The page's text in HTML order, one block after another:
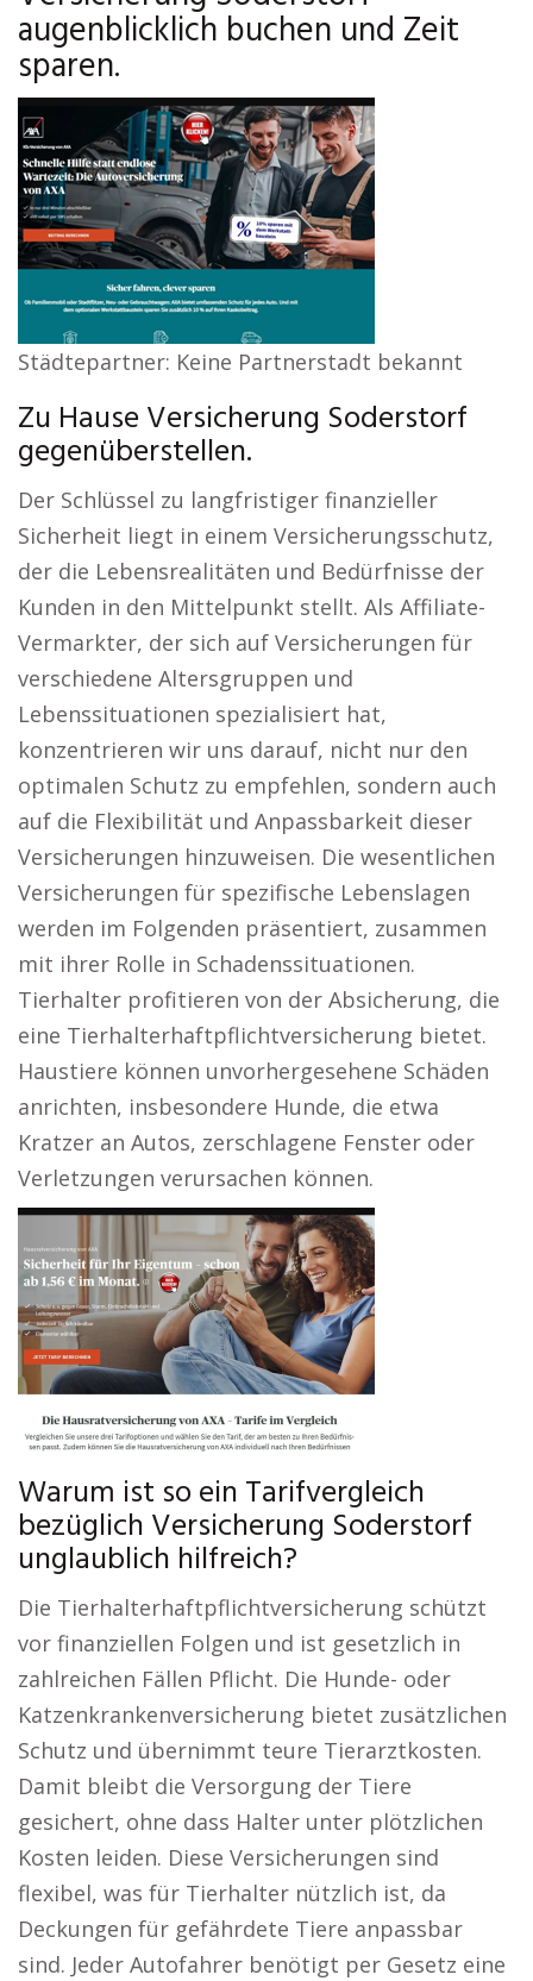
augenblicklich buchen und Zeit
sparen.
Städtepartner: Keine Partnerstadt bekannt
Zu Hause Versicherung Soderstorf
gegenüberstellen.
Der Schlüssel zu langfristiger finanzieller
Sicherheit liegt in einem Versicherungsschutz,
der die Lebensrealitäten und Bedürfnisse der
Kunden in den Mittelpunkt stellt. Als Affiliate-
Vermarkter, der sich auf Versicherungen für
verschiedene Altersgruppen und
Lebenssituationen spezialisiert hat,
konzentrieren wir uns darauf, nicht nur den
optimalen Schutz zu empfehlen, sondern auch
auf die Flexibilität und Anpassbarkeit dieser
Versicherungen hinzuweisen. Die wesentlichen
Versicherungen für spezifische Lebenslagen
werden im Folgenden präsentiert, zusammen
mit ihrer Rolle in Schadenssituationen.
Tierhalter profitieren von der Absicherung, die
eine Tierhalterhaftpflichtversicherung bietet.
Haustiere können unvorhergesehene Schäden
anrichten, insbesondere Hunde, die etwa
Kratzer an Autos, zerschlagene Fenster oder
Verletzungen verursachen können.
Warum ist so ein Tarifvergleich
bezüglich Versicherung Soderstorf
unglaublich hilfreich?
Die Tierhalterhaftpflichtversicherung schützt
vor finanziellen Folgen und ist gesetzlich in
zahlreichen Fällen Pflicht. Die Hunde- oder
Katzenkrankenversicherung bietet zusätzlichen
Schutz und übernimmt teure Tierarztkosten.
Damit bleibt die Versorgung der Tiere
gesichert, ohne dass Halter unter plötzlichen
Kosten leiden. Diese Versicherungen sind
flexibel, was für Tierhalter nützlich ist, da
Deckungen für gefährdete Tiere anpassbar
sind. Jeder Autofahrer benötigt per Gesetz eine